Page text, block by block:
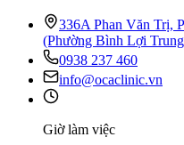
336A Phan Văn Trị,
(Phường Bình Lợi
0938 237 460
info@ocaclinic.vn
Giờ làm việc